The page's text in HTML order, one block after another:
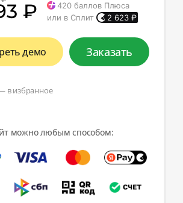
₽ 420 баллов Плюса
или в Сплит
2 623 ₽
демо Заказать
в избранное
можно любым способом: